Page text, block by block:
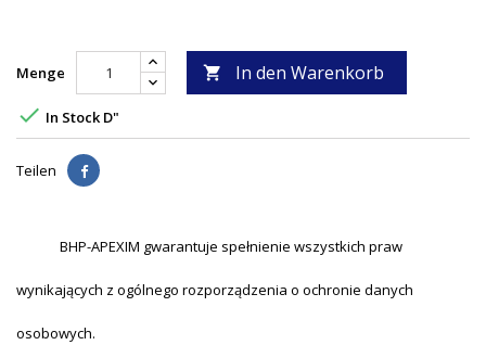
Menge  In den Warenkorb
 In Stock D"
Teilen
BHP-APEXIM gwarantuje spełnienie wszystkich praw
wynikających z ogólnego rozporządzenia o ochronie danych
osobowych.